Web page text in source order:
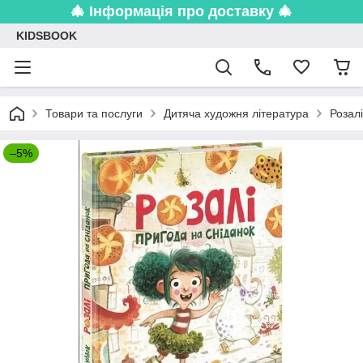
🎄 Інформація про доставку 🎄
KIDSBOOK
Товари та послуги Дитяча художня література
–5%